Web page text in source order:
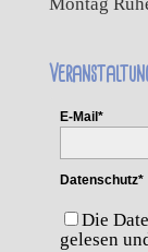
E-Mail*
Datenschutz*
Die
gelesen